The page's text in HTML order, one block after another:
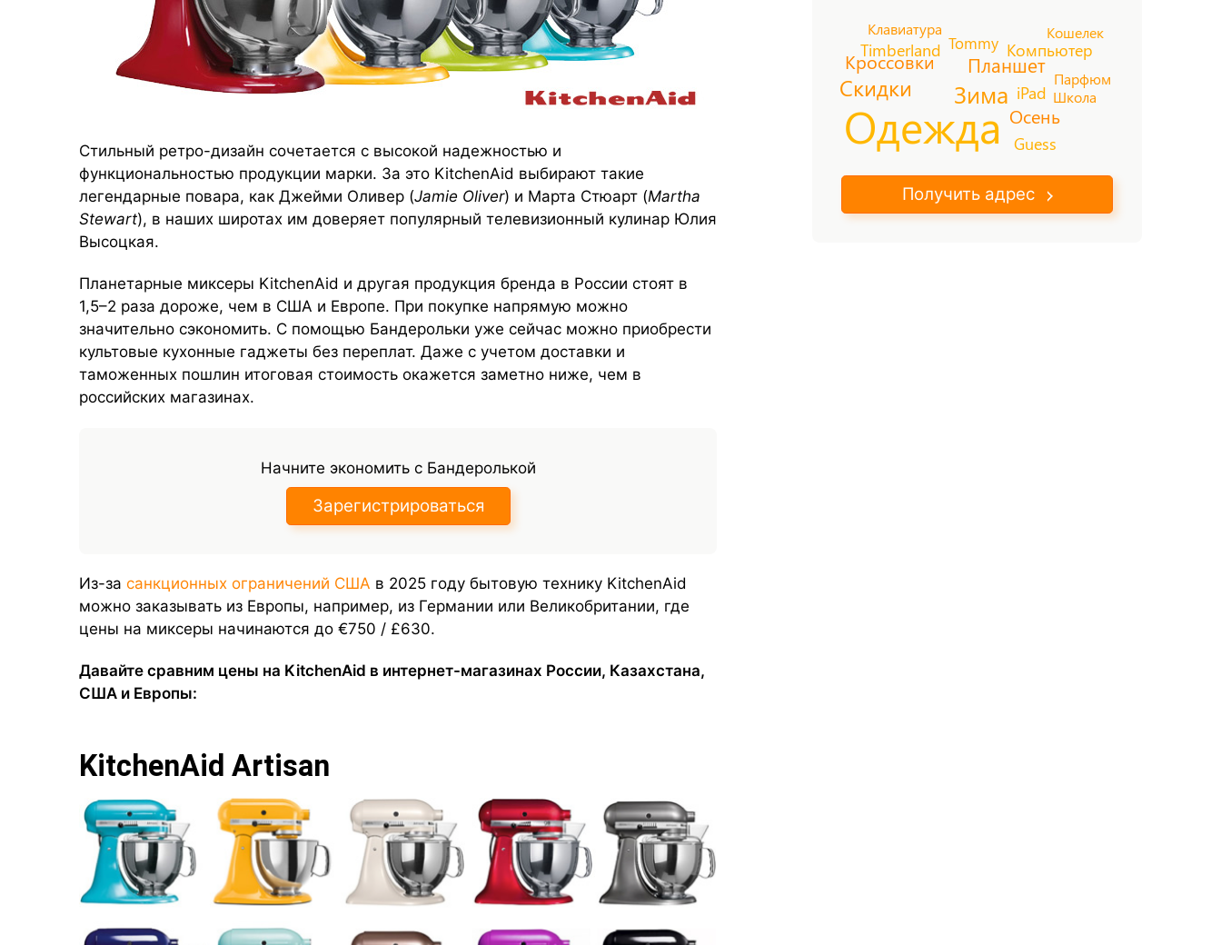
Одежда
Зима
Скидки
Планшет
Кроссовки
Осень
Guess
Компьютер
Timberland
iPad
Tommy Кошелек
Клавиатура
Парфюм
Школа
Получить адрес
Стильный ретро-дизайн сочетается с высокой надежностью и
функциональностью продукции марки. За это KitchenAid выбирают такие
легендарные повара, как Джейми Оливер (Jamie Oliver) и Марта Стюарт (Martha
Stewart), в наших широтах им доверяет популярный телевизионный кулинар Юлия
Высоцкая.
Планетарные миксеры KitchenAid и другая продукция бренда в России стоят в
1,5–2 раза дороже, чем в США и Европе. При покупке напрямую можно
значительно сэкономить. С помощью Бандерольки уже сейчас можно приобрести
культовые кухонные гаджеты без переплат. Даже с учетом доставки и
таможенных пошлин итоговая стоимость окажется заметно ниже, чем в
российских магазинах.
Начните экономить с Бандеролькой
Зарегистрироваться
Из-за санкционных ограничений США в 2025 году бытовую технику KitchenAid
можно заказывать из Европы, например, из Германии или Великобритании, где
цены на миксеры начинаются до €750 / £630.
Давайте сравним цены на KitchenAid в интернет-магазинах России, Казахстана,
США и Европы:
KitchenAid Artisan